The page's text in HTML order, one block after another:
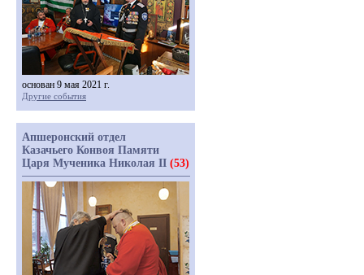
основан 9 мая 2021 г.
Другие события
Апшеронский отдел
Казачьего Конвоя Памяти
Царя Мученика Николая II (53)